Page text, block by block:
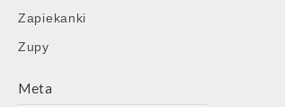
Zapiekanki
Zupy
Meta